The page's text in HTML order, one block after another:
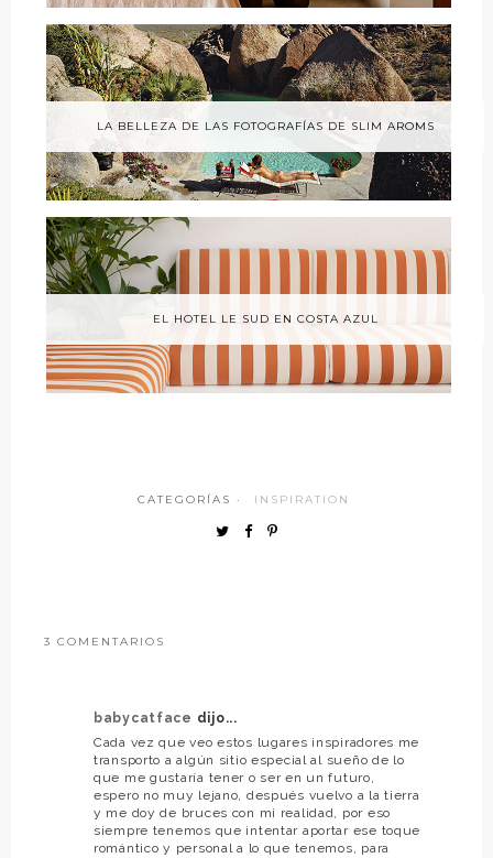
LA BELLEZA DE LAS FOTOGRAFÍAS DE SLIM AROMS
EL HOTEL LE SUD EN COSTA AZUL
CATEGORÍAS · INSPIRATION
3 COMENTARIOS
babycatface dijo...
Cada vez que veo estos lugares inspiradores me
transporto a algún sitio especial al sueño de lo
que me gustaría tener o ser en un futuro,
espero no muy lejano, después vuelvo a la tierra
y me doy de bruces con mi realidad, por eso
siempre tenemos que intentar aportar ese toque
romántico y personal a lo que tenemos, para